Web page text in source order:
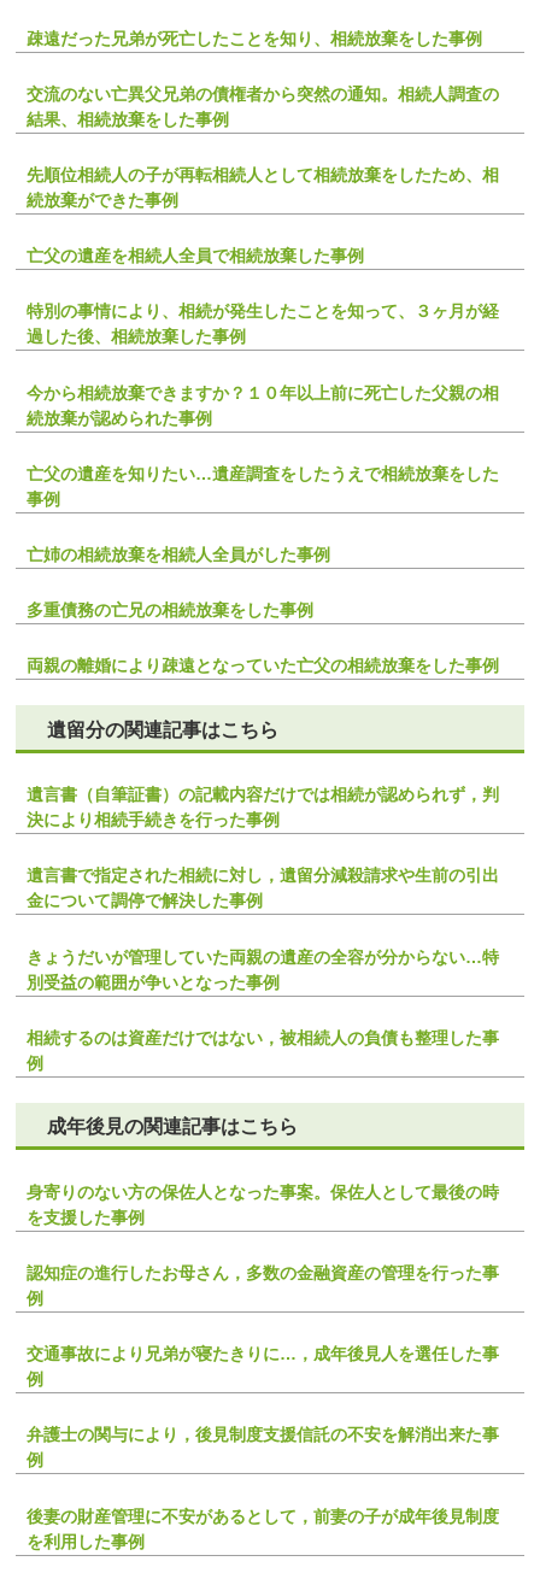
疎遠だった兄弟が死亡したことを知り、相続放棄をした事例
交流のない亡異父兄弟の債権者から突然の通知。相続人調査の
結果、相続放棄をした事例
先順位相続人の子が再転相続人として相続放棄をしたため、相
続放棄ができた事例
亡父の遺産を相続人全員で相続放棄した事例
特別の事情により、相続が発生したことを知って、３ヶ月が経
過した後、相続放棄した事例
今から相続放棄できますか？１０年以上前に死亡した父親の相
続放棄が認められた事例
亡父の遺産を知りたい…遺産調査をしたうえで相続放棄をした
事例
亡姉の相続放棄を相続人全員がした事例
多重債務の亡兄の相続放棄をした事例
両親の離婚により疎遠となっていた亡父の相続放棄をした事例
遺留分の関連記事はこちら
遺言書（自筆証書）の記載内容だけでは相続が認められず，判
決により相続手続きを行った事例
遺言書で指定された相続に対し，遺留分減殺請求や生前の引出
金について調停で解決した事例
きょうだいが管理していた両親の遺産の全容が分からない…特
別受益の範囲が争いとなった事例
相続するのは資産だけではない，被相続人の負債も整理した事
例
成年後見の関連記事はこちら
身寄りのない方の保佐人となった事案。保佐人として最後の時
を支援した事例
認知症の進行したお母さん，多数の金融資産の管理を行った事
例
交通事故により兄弟が寝たきりに…，成年後見人を選任した事
例
弁護士の関与により，後見制度支援信託の不安を解消出来た事
例
後妻の財産管理に不安があるとして，前妻の子が成年後見制度
を利用した事例